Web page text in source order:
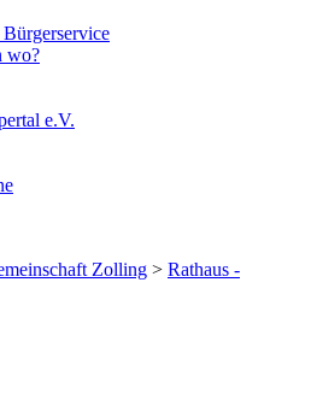
wo?
e.V.
Zolling > Rathaus -